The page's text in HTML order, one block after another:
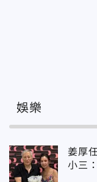
娛樂
姜厚
小三